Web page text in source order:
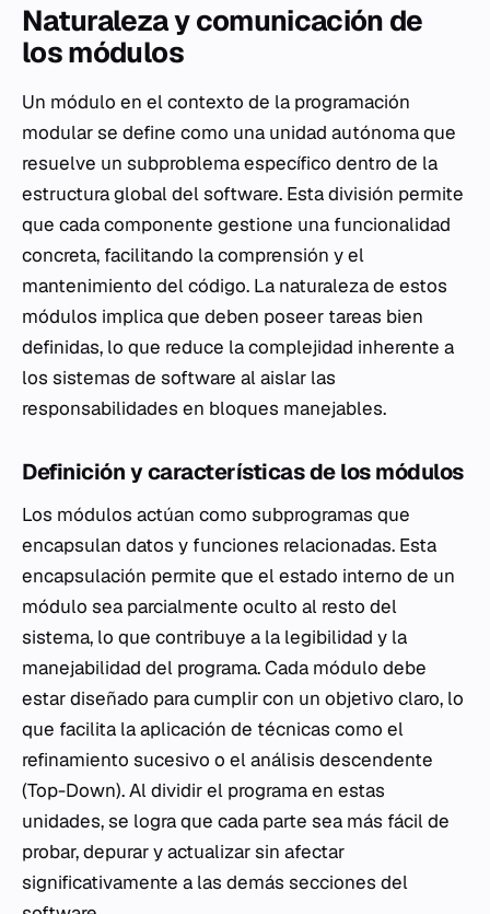
Naturaleza y comunicación de
los módulos
Un módulo en el contexto de la programación
modular se define como una unidad autónoma que
resuelve un subproblema específico dentro de la
estructura global del software. Esta división permite
que cada componente gestione una funcionalidad
concreta, facilitando la comprensión y el
mantenimiento del código. La naturaleza de estos
módulos implica que deben poseer tareas bien
definidas, lo que reduce la complejidad inherente a
los sistemas de software al aislar las
responsabilidades en bloques manejables.
Definición y características de los módulos
Los módulos actúan como subprogramas que
encapsulan datos y funciones relacionadas. Esta
encapsulación permite que el estado interno de un
módulo sea parcialmente oculto al resto del
sistema, lo que contribuye a la legibilidad y la
manejabilidad del programa. Cada módulo debe
estar diseñado para cumplir con un objetivo claro, lo
que facilita la aplicación de técnicas como el
refinamiento sucesivo o el análisis descendente
(Top-Down). Al dividir el programa en estas
unidades, se logra que cada parte sea más fácil de
probar, depurar y actualizar sin afectar
significativamente a las demás secciones del